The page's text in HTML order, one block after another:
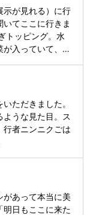
地よい食感が麺と
さらに高めていま
ラーメンを食べ
美味しさでし
い、心からおす
示が見れる）に行
てここに行きま
トッピング。水
入っていて、厚
めで美味しく満
ただきました。
うな見た目。ス
行者ニンニクごは
があって本当に美
明日もここに来た